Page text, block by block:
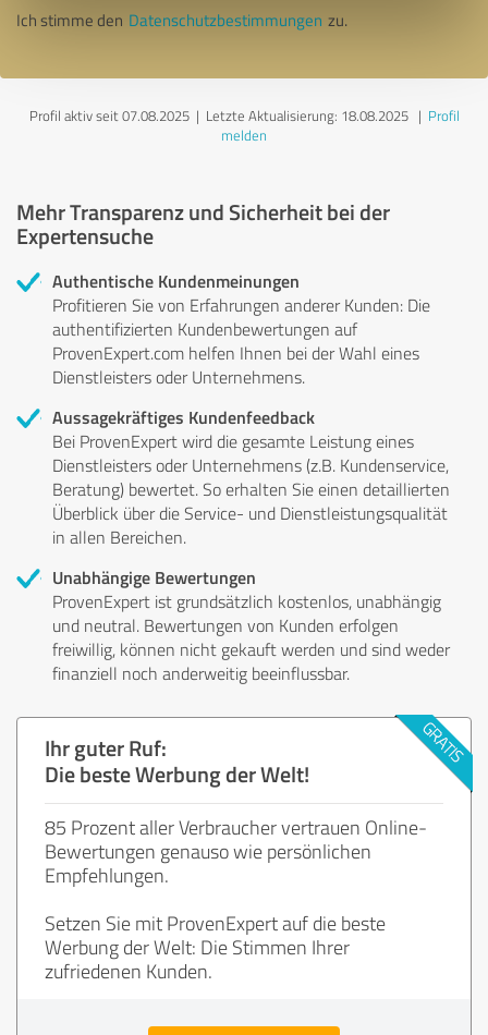
Ich stimme den Datenschutzbestimmungen zu.
Profil aktiv seit 07.08.2025 | Letzte Aktualisierung: 18.08.2025| Profil
melden
Mehr Transparenz und Sicherheit bei der
Expertensuche
Authentische Kundenmeinungen
Profitieren Sie von Erfahrungen anderer Kunden: Die
authentifizierten Kundenbewertungen auf
ProvenExpert.com helfen Ihnen bei der Wahl eines
Dienstleisters oder Unternehmens.
Aussagekräftiges Kundenfeedback
Bei ProvenExpert wird die gesamte Leistung eines
Dienstleisters oder Unternehmens (z.B. Kundenservice,
Beratung) bewertet. So erhalten Sie einen detaillierten
Überblick über die Service- und Dienstleistungsqualität
in allen Bereichen.
Unabhängige Bewertungen
ProvenExpert ist grundsätzlich kostenlos, unabhängig
und neutral. Bewertungen von Kunden erfolgen
freiwillig, können nicht gekauft werden und sind weder
finanziell noch anderweitig beeinflussbar.
Ihr guter Ruf:
Die beste Werbung der Welt!
85 Prozent aller Verbraucher vertrauen Online-
Bewertungen genauso wie persönlichen
Empfehlungen.
Setzen Sie mit ProvenExpert auf die beste
Werbung der Welt: Die Stimmen Ihrer
zufriedenen Kunden.